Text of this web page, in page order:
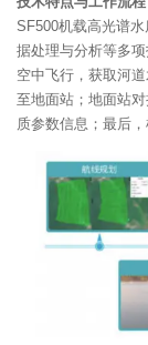
SF500机载高光谱
据处理与分析等多
空中飞行，获取河
至地面站；地面站
质参数信息；最后